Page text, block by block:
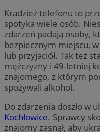
Kradzież telefonu to
spotyka wiele osób.
zdarzeń padają osoby,
bezpiecznym miejscu,
lub przyjaciół. Tak też
mężczyzny i 49-letniej
znajomego, z którym
spożywali alkohol.
Do zdarzenia doszło w
Kochłowice. Sprawcy
znajomy zasnął, aby